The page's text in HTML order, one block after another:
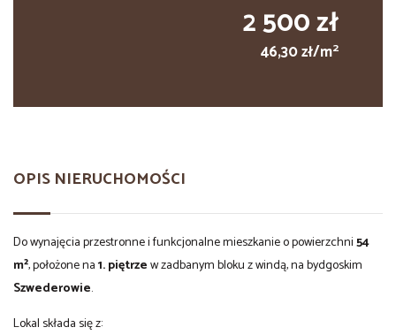
2 500 zł
46,30 zł/m2
OPIS NIERUCHOMOŚCI
Do wynajęcia przestronne i funkcjonalne mieszkanie o powierzchni54
m², położone na1. piętrzew zadbanym bloku z windą, na bydgoskim
Szwederowie.
Lokal składa się z: